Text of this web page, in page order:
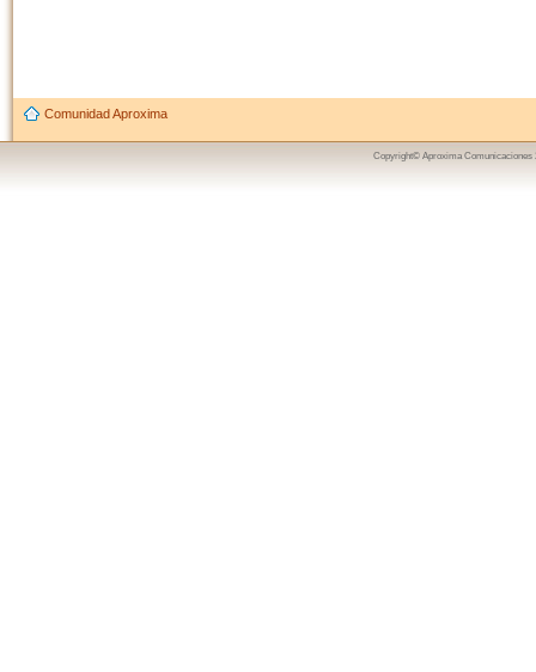
Comunidad Aproxima
Copyright© Aproxima Comunicaciones